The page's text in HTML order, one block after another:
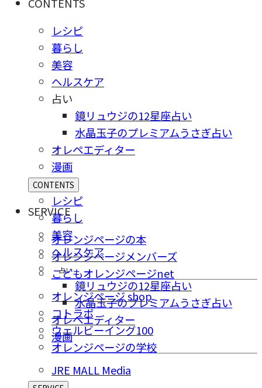
レシピ
暮らし
美容
ヘルスケア
占い
鏡リュウジの12星座占い
水晶玉子のプレミアムうさぎ占い
オレペエディター
漫画
CONTENTS
レシピ
暮らし
美容
ヘルスケア
占い
鏡リュウジの12星座占い
水晶玉子のプレミアムうさぎ占い
オレペエディター
漫画
SERVICE
オレンジページの本
オレンジページメンバーズ
こどもオレンジページnet
オレンジページ shop
コトラボ
ウェルビーイング100
オレンジページの学校
JRE MALL Media